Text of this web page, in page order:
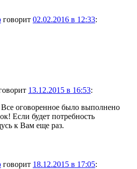
говорит 02.02.2016 в 12:33:
13.12.2015 в 16:53:
оговоренное было выполнено
Если будет потребность
к Вам еще раз.
говорит 18.12.2015 в 17:05: